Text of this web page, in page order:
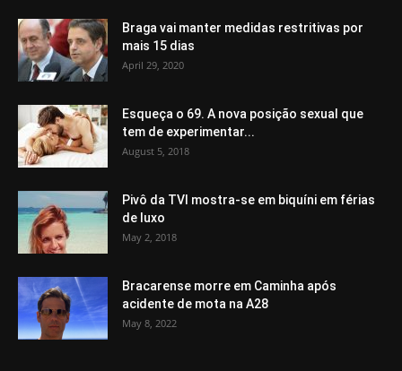
Braga vai manter medidas restritivas por
mais 15 dias
April 29, 2020
Esqueça o 69. A nova posição sexual que
tem de experimentar...
August 5, 2018
Pivô da TVI mostra-se em biquíni em férias
de luxo
May 2, 2018
Bracarense morre em Caminha após
acidente de mota na A28
May 8, 2022